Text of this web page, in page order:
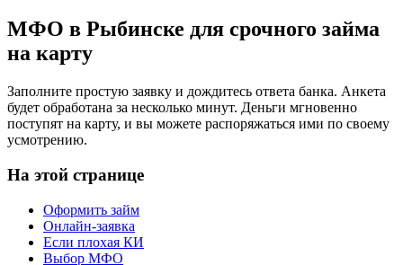
МФО в Рыбинске для срочного займа
на карту
Заполните простую заявку и дождитесь ответа банка. Анкета
будет обработана за несколько минут. Деньги мгновенно
поступят на карту, и вы можете распоряжаться ими по своему
усмотрению.
На этой странице
Оформить займ
Онлайн-заявка
Если плохая КИ
Выбор МФО